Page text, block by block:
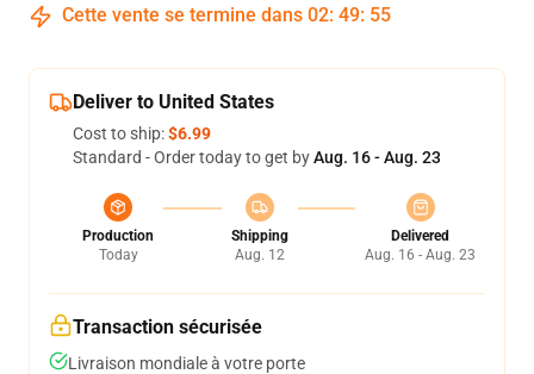
Cette vente se termine dans 02: 49: 54
Deliver to United States
Cost to ship:$6.99
Standard - Order today to get byAug. 16 - Aug. 23
Production
Today
Shipping
Aug. 12
Delivered
Aug. 16 - Aug. 23
Transaction sécurisée
Livraison mondiale à votre porte